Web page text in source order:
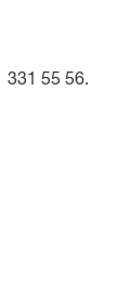
331 55 56.